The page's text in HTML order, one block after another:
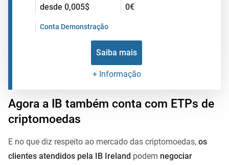
desde 0,005$ 0€
Conta Demonstração
Saiba mais
+ Informação
Agora a IB também conta com ETPs de
criptomoedas
E no que diz respeito ao mercado das criptomoedas, os
clientes atendidos pela IB Ireland podem negociar